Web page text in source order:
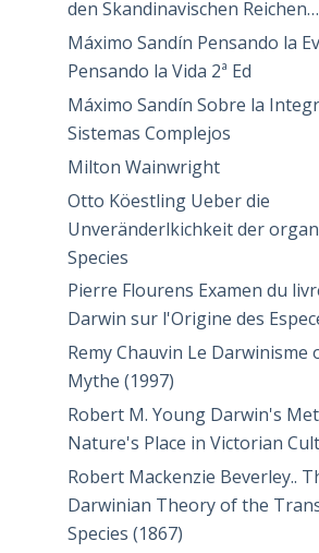
den Skandinavischen
Máximo Sandín Pensando la
Pensando la Vida 2ª Ed
Máximo Sandín Sobre la
Sistemas Complejos
Milton Wainwright
Otto Köestling Ueber die
Unveränderlkichkeit der
Species
Pierre Flourens Examen du
Darwin sur l'Origine des
Remy Chauvin Le Darwinisme
Mythe (1997)
Robert M. Young Darwin's
Nature's Place in Victorian
Robert Mackenzie Beverley..
Darwinian Theory of the
Species (1867)